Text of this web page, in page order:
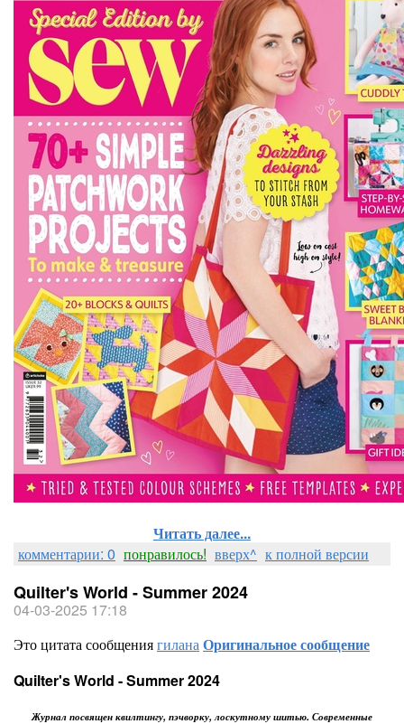
Читать далее...
комментарии: 0 понравилось! вверх^ к полной версии
Quilter's World - Summer 2024
04-03-2025 17:18
Это цитата сообщениягиланаОригинальное сообщение
Quilter's World - Summer 2024
Журнал посвящен квилтингу, пэчворку, лоскутному шитью. Современные